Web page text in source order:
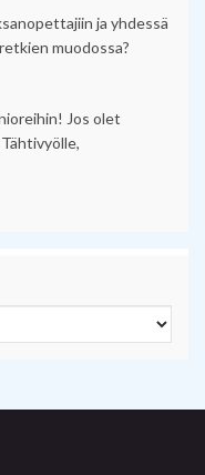
ja yhdessä
muodossa?
Jos olet